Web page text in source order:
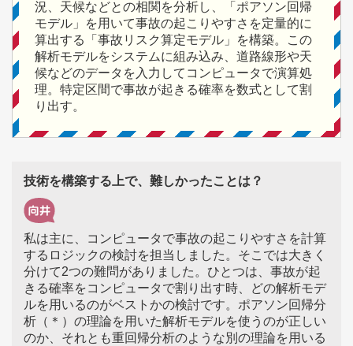
況、天候などとの相関を分析し、「ポアソン回帰
モデル」を用いて事故の起こりやすさを定量的に
算出する「事故リスク算定モデル」を構築。この
解析モデルをシステムに組み込み、道路線形や天
候などのデータを入力してコンピュータで演算処
理。特定区間で事故が起きる確率を数式として割
り出す。
技術を構築する上で、難しかったことは？
私は主に、コンピュータで事故の起こりやすさを計算
するロジックの検討を担当しました。そこでは大きく
分けて2つの難問がありました。ひとつは、事故が起
きる確率をコンピュータで割り出す時、どの解析モデ
ルを用いるのがベストかの検討です。ポアソン回帰分
析（＊）の理論を用いた解析モデルを使うのが正しい
のか、それとも重回帰分析のような別の理論を用いる